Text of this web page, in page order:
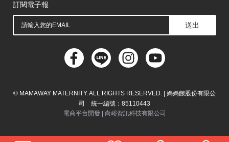
訂閱電子報
送出
© MAMAWAY MATERNITY. ALL RIGHTS RESERVED. | 媽媽餵股份有限公
司 統一編號：85110443
電商平台開發 |
尚峪資訊科技有限公司